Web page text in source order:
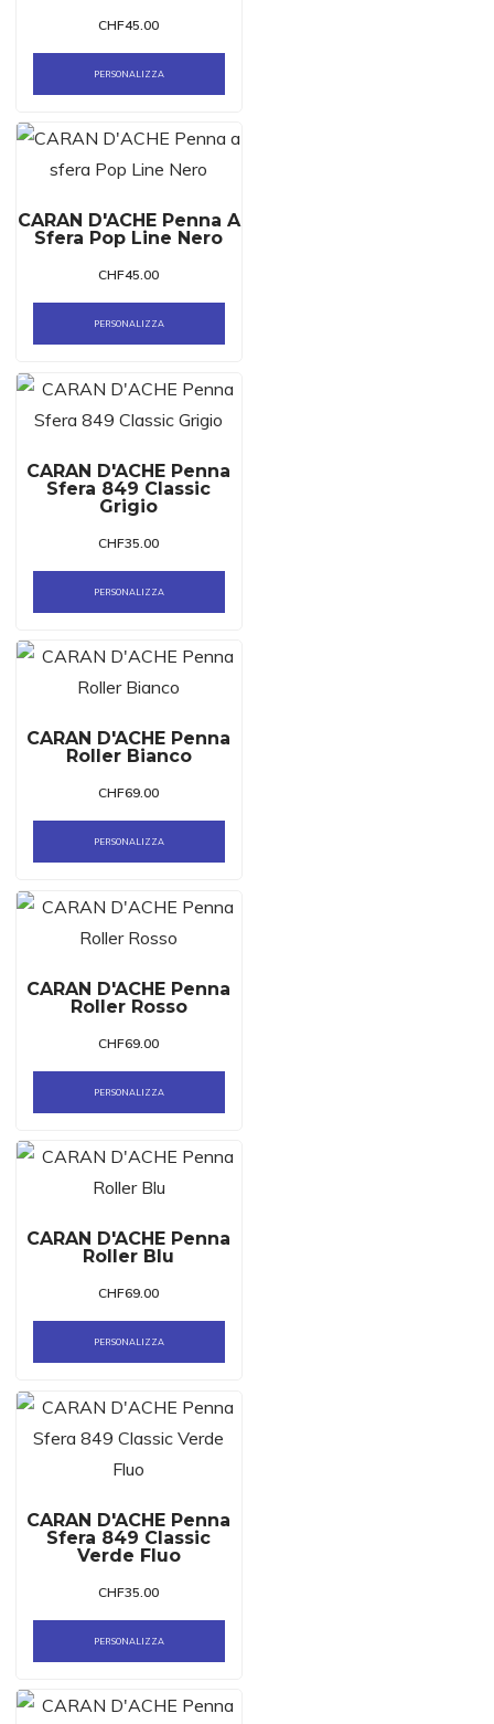
CHF45.00
PERSONALIZZA
CARAN D'ACHE Penna A
Sfera Pop Line Nero
CHF45.00
PERSONALIZZA
CARAN D'ACHE Penna
Sfera 849 Classic
Grigio
CHF35.00
PERSONALIZZA
CARAN D'ACHE Penna
Roller Bianco
CHF69.00
PERSONALIZZA
CARAN D'ACHE Penna
Roller Rosso
CHF69.00
PERSONALIZZA
CARAN D'ACHE Penna
Roller Blu
CHF69.00
PERSONALIZZA
CARAN D'ACHE Penna
Sfera 849 Classic
Verde Fluo
CHF35.00
PERSONALIZZA